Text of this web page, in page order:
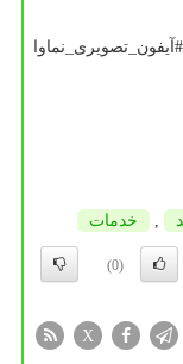
, خدمات
(0)
X